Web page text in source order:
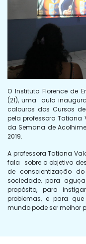
O Instituto Florence de
(21), uma aula
calouros dos Cursos
pela professora
da Semana de
2019.
A professora Tatiana
fala sobre o objetivo
de conscientização
sociedade, para
propósito, para
problemas, e para
mundo pode ser melhor